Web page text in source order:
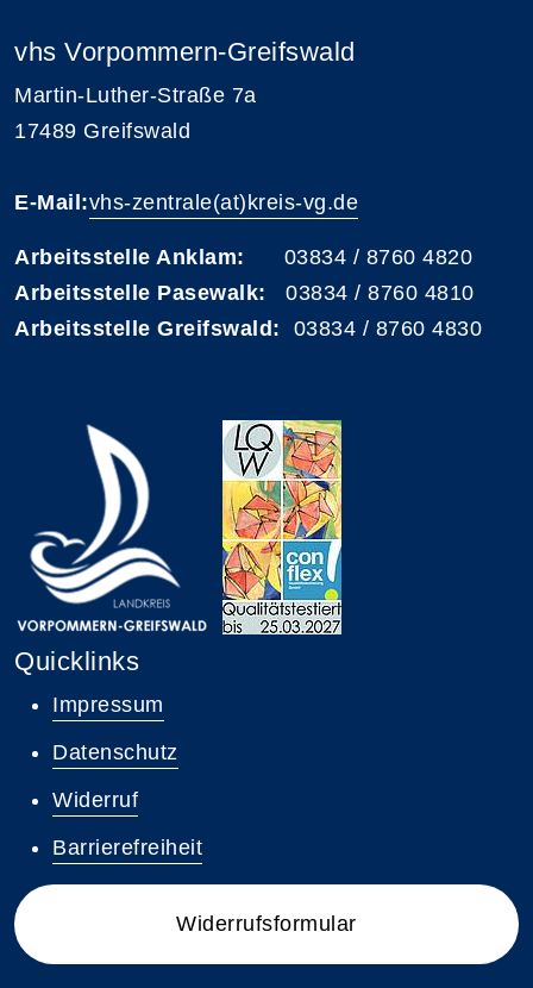
vhs Vorpommern-Greifswald
Martin-Luther-Straße 7a
17489 Greifswald
E-Mail:vhs-zentrale(at)kreis-vg.de
Arbeitsstelle Anklam: 03834 / 8760 4820
Arbeitsstelle Pasewalk: 03834 / 8760 4810
Arbeitsstelle Greifswald: 03834 / 8760 4830
Quicklinks
Impressum
Datenschutz
Widerruf
Barrierefreiheit
Widerrufsformular